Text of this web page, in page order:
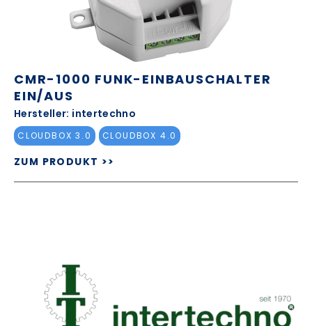
CMR-1000 FUNK-EINBAUSCHALTER
EIN/AUS
Hersteller: intertechno
CLOUDBOX 3.0 CLOUDBOX 4.0
ZUM PRODUKT >>